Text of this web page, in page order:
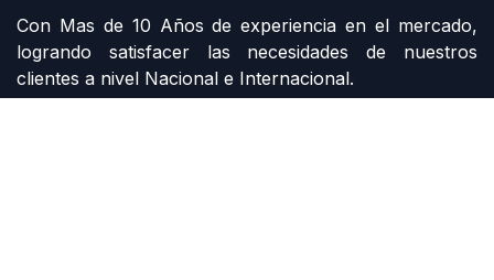
Con Mas de 10 Años de experiencia en el mercado,
logrando satisfacer las necesidades de nuestros
clientes a nivel Nacional e Internacional.